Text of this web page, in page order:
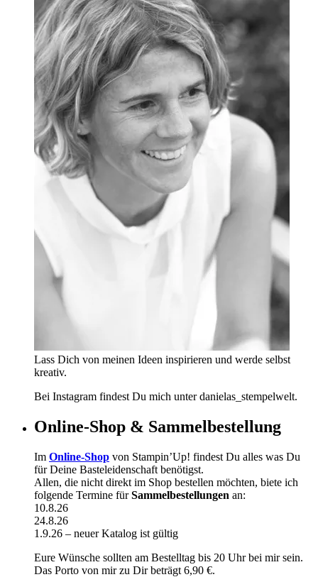
Lass Dich von meinen Ideen inspirieren und werde selbst
kreativ.
Bei Instagram findest Du mich unter danielas_stempelwelt.
Online-Shop & Sammelbestellung
Im Online-Shop von Stampin’Up! findest Du alles was Du
für Deine Basteleidenschaft benötigst.
Allen, die nicht direkt im Shop bestellen möchten, biete ich
folgende Termine fürSammelbestellungen an:
10.8.26
24.8.26
1.9.26 – neuer Katalog ist gültig
Eure Wünsche sollten am Bestelltag bis 20 Uhr bei mir sein.
Das Porto von mir zu Dir beträgt 6,90 €.